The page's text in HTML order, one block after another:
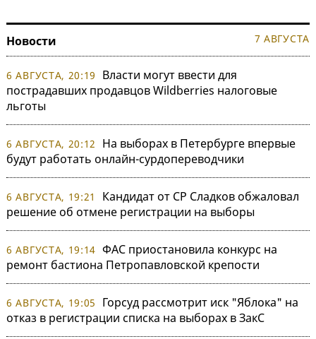
Новости 7 АВГУСТА
6 АВГУСТА, 20:19
Власти могут ввести для
пострадавших продавцов Wildberries налоговые
льготы
6 АВГУСТА, 20:12
На выборах в Петербурге впервые
будут работать онлайн-сурдопереводчики
6 АВГУСТА, 19:21
Кандидат от СР Сладков обжаловал
решение об отмене регистрации на выборы
6 АВГУСТА, 19:14 ФАС приостановила конкурс на
ремонт бастиона Петропавловской крепости
6 АВГУСТА, 19:05
Горсуд рассмотрит иск "Яблока" на
отказ в регистрации списка на выборах в ЗакС